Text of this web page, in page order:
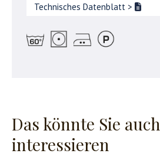
Technisches Datenblatt >
Das könnte Sie auch
interessieren